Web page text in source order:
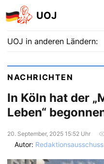
UOJ
UOJ in anderen Ländern:
NACHRICHTEN
In Köln hat der
Leben“
20. September, 2025 15:52 Uhr
Autor: